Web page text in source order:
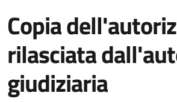
Copia
rilasciata
giudiziaria